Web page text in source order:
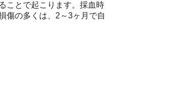
ことで起こります。採血時
傷の多くは、2～3ヶ月で自